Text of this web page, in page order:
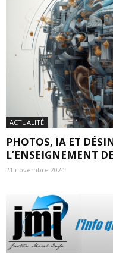
ACTUALITÉ
PHOTOS, IA ET
L’ENSEIGNEMENT
21 novembre 2024